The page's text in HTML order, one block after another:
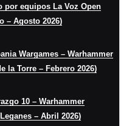
por equipos La Voz Open
– Agosto 2026)
Wargames – Warhammer
la Torre – Febrero 2026)
10 – Warhammer
– Abril 2026)